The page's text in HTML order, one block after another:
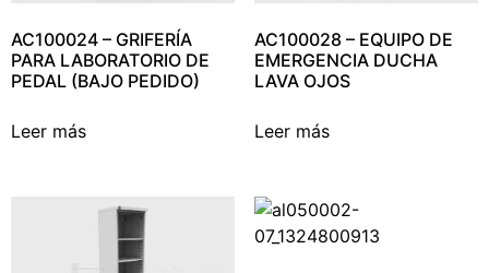
AC100024 – GRIFERÍA
PARA LABORATORIO DE
PEDAL (BAJO PEDIDO)
Leer más
AC100028 – EQUIPO DE
EMERGENCIA DUCHA
LAVA OJOS
Leer más